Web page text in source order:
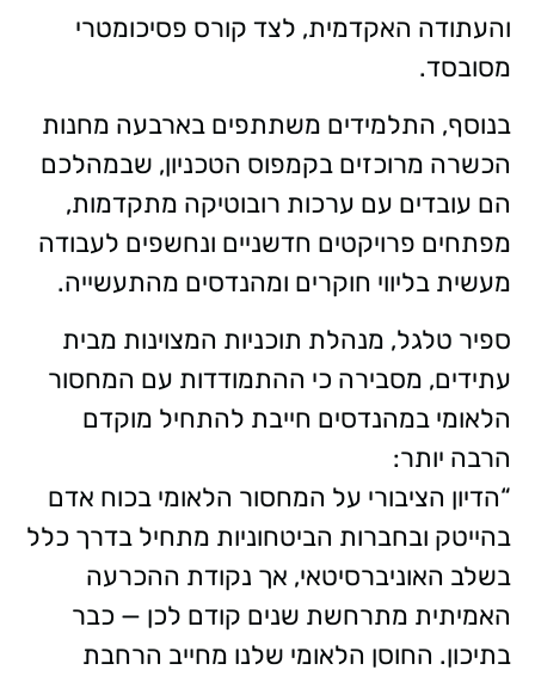
והעתודה האקדמית, לצד קורס פסיכומטרי
מסובסד.
בנוסף, התלמידים משתתפים בארבעה מחנות
הכשרה מרוכזים בקמפוס הטכניון, שבמהלכם
הם עובדים עם ערכות רובוטיקה מתקדמות,
מפתחים פרויקטים חדשניים ונחשפים לעבודה
מעשית בליווי חוקרים ומהנדסים מהתעשייה.
ספיר טלגל, מנהלת תוכניות המצוינות מבית
עתידים, מסבירה כי ההתמודדות עם המחסור
הלאומי במהנדסים חייבת להתחיל מוקדם
הרבה יותר:
“הדיון הציבורי על המחסור הלאומי בכוח אדם
בהייטק ובחברות הביטחוניות מתחיל בדרך כלל
בשלב האוניברסיטאי, אך נקודת ההכרעה
האמיתית מתרחשת שנים קודם לכן — כבר
בתיכון. החוסן הלאומי שלנו מחייב הרחבת